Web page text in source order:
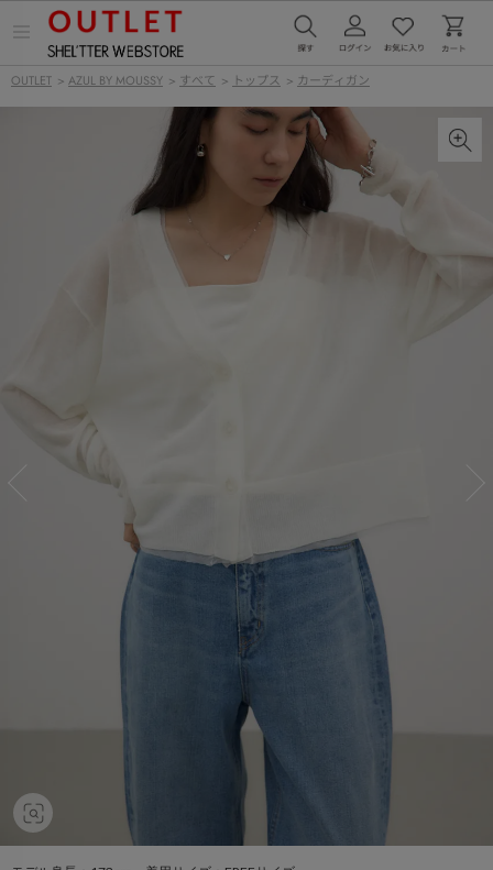
ー
を
OUTLET > AZUL BY MOUSSY > すべて > トップス > カーディガン